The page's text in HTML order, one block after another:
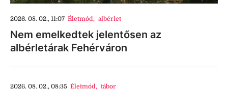
2026. 08. 02., 11:07 Életmód, albérlet
Nem emelkedtek jelentősen az
albérletárak Fehérváron
2026. 08. 02., 08:35 Életmód, tábor